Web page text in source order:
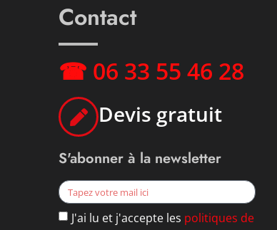
Contact
☎ 06 33 55 46 28
Devis gratuit
S'abonner à la newsletter
J'ai lu et j'accepte les politiques de